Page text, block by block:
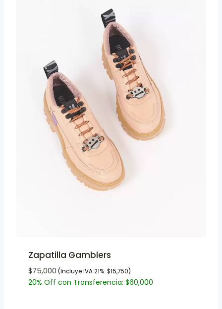
Zapatilla Gamblers
$75,000 (Incluye IVA 21%: $15,750)
20% Off con Transferencia: $60,000